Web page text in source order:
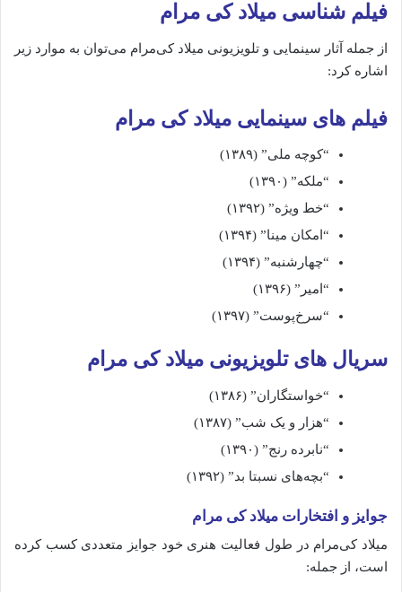
فیلم‌ شناسی میلاد کی مرام
از جمله آثار سینمایی و تلویزیونی میلاد کی‌مرام می‌توان به موارد زیر
اشاره کرد:
فیلم های سینمایی میلاد کی مرام
“کوچه ملی” (۱۳۸۹)
“ملکه” (۱۳۹۰)
“خط ویژه” (۱۳۹۲)
“امکان مینا” (۱۳۹۴)
“چهارشنبه” (۱۳۹۴)
“امیر” (۱۳۹۶)
“سرخ‌پوست” (۱۳۹۷)
سریال های تلویزیونی میلاد کی مرام
“خواستگاران” (۱۳۸۶)
“هزار و یک شب” (۱۳۸۷)
“نابرده رنج” (۱۳۹۰)
“بچه‌های نسبتا بد” (۱۳۹۲)
جوایز و افتخارات میلاد کی مرام
میلاد کی‌مرام در طول فعالیت هنری خود جوایز متعددی کسب کرده
است، از جمله: